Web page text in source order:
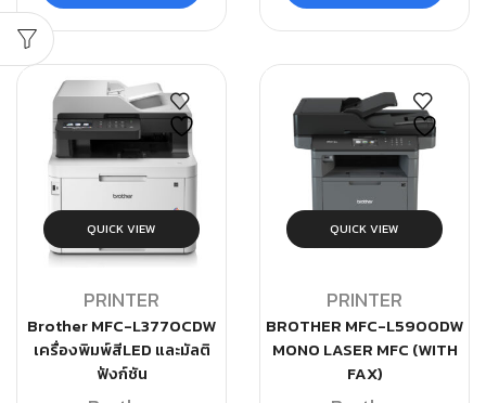
QUICK VIEW
PRINTER
Brother MFC-L3770CDW
เครื่องพิมพ์สีLED และมัลติ
ฟังก์ชัน
QUICK VIEW
PRINTER
BROTHER MFC-L5900DW
MONO LASER MFC (WITH
FAX)